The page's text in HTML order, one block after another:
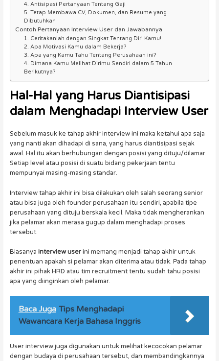
4. Antisipasi Pertanyaan Tentang Gaji
5. Tetap Membawa CV, Dokumen, dan Resume yang
Dibutuhkan
Contoh Pertanyaan Interview User dan Jawabannya
1. Ceritakanlah dengan Singkat Tentang Diri Kamu!
2. Apa Motivasi Kamu dalam Bekerja?
3. Apa yang Kamu Tahu Tentang Perusahaan ini?
4. Dimana Kamu Melihat Dirimu Sendiri dalam 5 Tahun
Berikutnya?
Hal-Hal yang Harus Diantisipasi
dalam Menghadapi Interview User
Sebelum masuk ke tahap akhir interview ini maka ketahui apa saja
yang nanti akan dihadapi di sana, yang harus diantisipasi sejak
awal. Hal itu akan berhubungan dengan posisi yang dituju/dilamar.
Setiap level atau posisi di suatu bidang pekerjaan tentu
mempunyai masing-masing standar.
Interview tahap akhir ini bisa dilakukan oleh salah seorang senior
atau bisa juga oleh founder perusahaan itu sendiri, apabila tipe
perusahaan yang dituju berskala kecil. Maka tidak mengherankan
jika pelamar akan merasa gugup dalam menghadapi proses
tersebut.
Biasanya interview userini memang menjadi tahap akhir untuk
penentuan apakah si pelamar akan diterima atau tidak. Pada tahap
akhir ini pihak HRD atau tim recruitment tentu sudah tahu posisi
apa yang diinginkan oleh pelamar.
Baca Juga Tips Menghadapi
Wawancara Kerja Bahasa Inggris
User interview juga digunakan untuk melihat kecocokan pelamar
dengan budaya di perusahaan tersebut, dan membandingkannya